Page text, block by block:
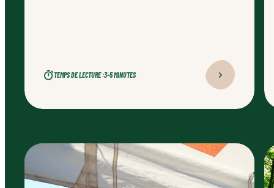
TEMPS DE LECTURE :3–5 MINUTES